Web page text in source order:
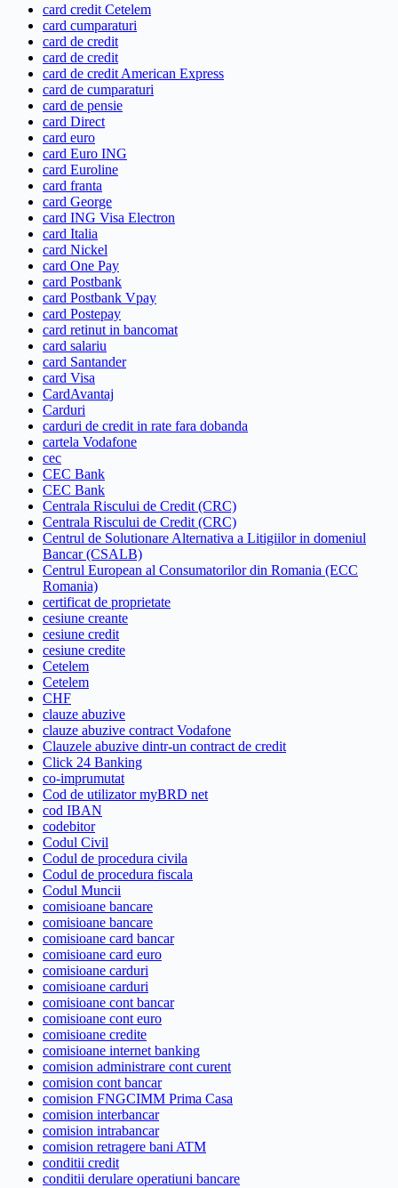
card credit Cetelem
card cumparaturi
card de credit
card de credit
card de credit American Express
card de cumparaturi
card de pensie
card Direct
card euro
card Euro ING
card Euroline
card franta
card George
card ING Visa Electron
card Italia
card Nickel
card One Pay
card Postbank
card Postbank Vpay
card Postepay
card retinut in bancomat
card salariu
card Santander
card Visa
CardAvantaj
Carduri
carduri de credit in rate fara dobanda
cartela Vodafone
cec
CEC Bank
CEC Bank
Centrala Riscului de Credit (CRC)
Centrala Riscului de Credit (CRC)
Centrul de Solutionare Alternativa a Litigiilor in domeniul
Bancar (CSALB)
Centrul European al Consumatorilor din Romania (ECC
Romania)
certificat de proprietate
cesiune creante
cesiune credit
cesiune credite
Cetelem
Cetelem
CHF
clauze abuzive
clauze abuzive contract Vodafone
Clauzele abuzive dintr-un contract de credit
Click 24 Banking
co-imprumutat
Cod de utilizator myBRD net
cod IBAN
codebitor
Codul Civil
Codul de procedura civila
Codul de procedura fiscala
Codul Muncii
comisioane bancare
comisioane bancare
comisioane card bancar
comisioane card euro
comisioane carduri
comisioane carduri
comisioane cont bancar
comisioane cont euro
comisioane credite
comisioane internet banking
comision administrare cont curent
comision cont bancar
comision FNGCIMM Prima Casa
comision interbancar
comision intrabancar
comision retragere bani ATM
conditii credit
conditii derulare operatiuni bancare